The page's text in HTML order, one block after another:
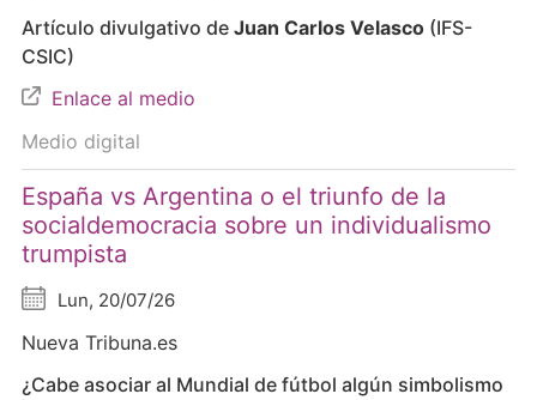
Artículo divulgativo de Juan Carlos Velasco(IFS-
CSIC)
Enlace al medio
Medio digital
España vs Argentina o el triunfo de la
socialdemocracia sobre un individualismo
trumpista
Lun, 20/07/26
Nueva Tribuna.es
¿Cabe asociar al Mundial de fútbol algún simbolismo